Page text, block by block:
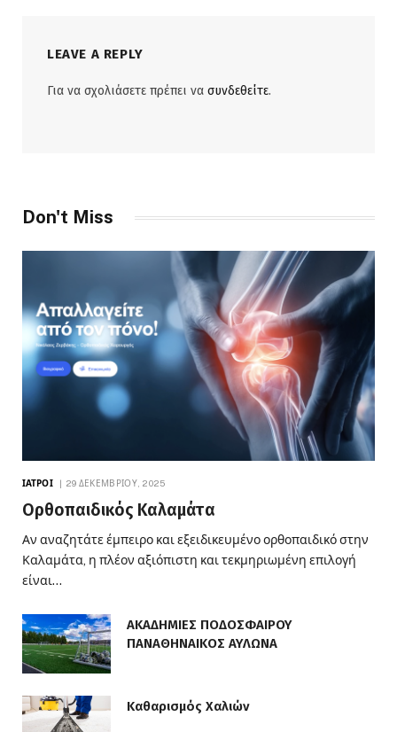
LEAVE A REPLY
Για να σχολιάσετε πρέπει να συνδεθείτε.
Don't Miss
ΙΑΤΡΟΊ 29 ΔΕΚΕΜΒΡΊΟΥ, 2025
Ορθοπαιδικός Καλαμάτα
Αν αναζητάτε έμπειρο και εξειδικευμένο ορθοπαιδικό στην
Καλαμάτα, η πλέον αξιόπιστη και τεκμηριωμένη επιλογή
είναι…
ΑΚΑΔΗΜΙΕΣ ΠΟΔΟΣΦΑΙΡΟΥ
ΠΑΝΑΘΗΝΑΙΚΟΣ ΑΥΛΩΝΑ
Καθαρισμός Χαλιών